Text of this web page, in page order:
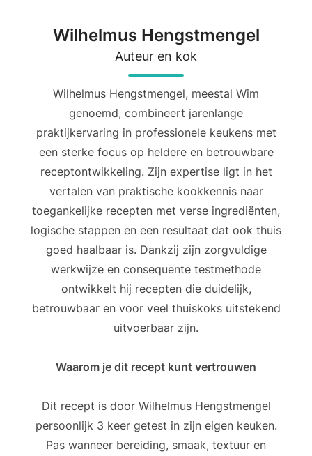
Wilhelmus Hengstmengel
Auteur en kok
Wilhelmus Hengstmengel, meestal Wim
genoemd, combineert jarenlange
praktijkervaring in professionele keukens met
een sterke focus op heldere en betrouwbare
receptontwikkeling. Zijn expertise ligt in het
vertalen van praktische kookkennis naar
toegankelijke recepten met verse ingrediënten,
logische stappen en een resultaat dat ook thuis
goed haalbaar is. Dankzij zijn zorgvuldige
werkwijze en consequente testmethode
ontwikkelt hij recepten die duidelijk,
betrouwbaar en voor veel thuiskoks uitstekend
uitvoerbaar zijn.
Waarom je dit recept kunt vertrouwen
Dit recept is door Wilhelmus Hengstmengel
persoonlijk 3 keer getest in zijn eigen keuken.
Pas wanneer bereiding, smaak, textuur en